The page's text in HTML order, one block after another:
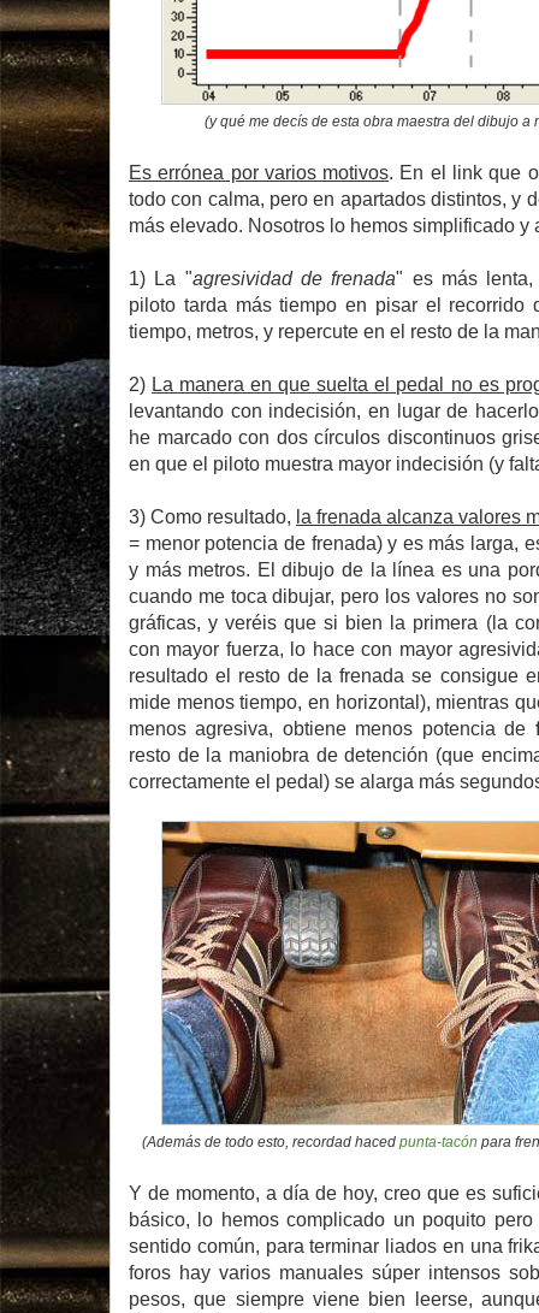
(y qué me decís de esta obra maestra del dibujo
Es errónea por varios motivos. En el link que
todo con calma, pero en apartados distintos, y
más elevado. Nosotros lo hemos simplificado
1) La "agresividad de frenada" es más
piloto tarda más tiempo en pisar el recorrido
tiempo, metros, y repercute en el resto de la
2) La manera en que suelta el pedal no es
levantando con indecisión, en lugar de
he marcado con dos círculos discontinuos
en que el piloto muestra mayor indecisión (y
3) Como resultado, la frenada alcanza valores
= menor potencia de frenada) y es más larga,
y más metros. El dibujo de la línea es una
cuando me toca dibujar, pero los valores no
gráficas, y veréis que si bien la primera (la
con mayor fuerza, lo hace con mayor
resultado el resto de la frenada se consigue
mide menos tiempo, en horizontal), mientras
menos agresiva, obtiene menos potencia de
resto de la maniobra de detención (que
correctamente el pedal) se alarga más
(Además de todo esto, recordad haced punta-tacón para
Y de momento, a día de hoy, creo que es
básico, lo hemos complicado un poquito
sentido común, para terminar liados en una
foros hay varios manuales súper intensos
pesos, que siempre viene bien leerse,